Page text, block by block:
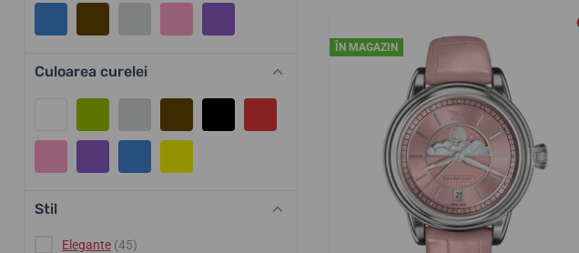
Culoarea curelei
Stil
Elegante (45)
ÎN MAGAZIN